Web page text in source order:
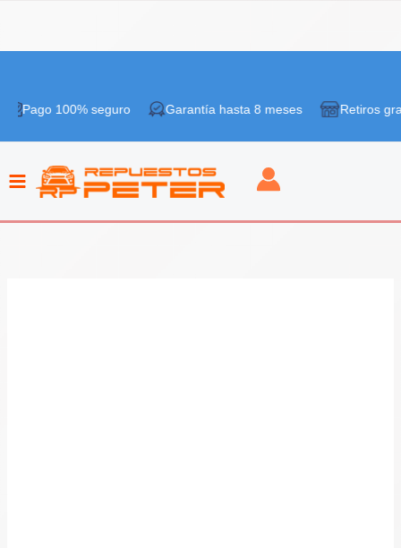
contenido
100% seguro Garantía hasta 8 meses Retiros gratis en